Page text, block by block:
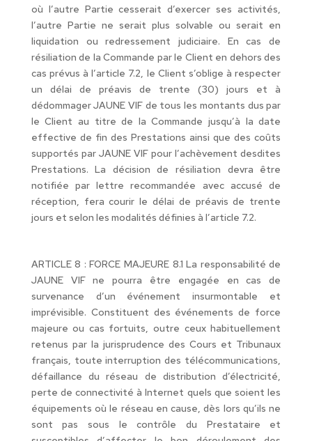
où l’autre Partie cesserait d’exercer ses activités,
l’autre Partie ne serait plus solvable ou serait en
liquidation ou redressement judiciaire. En cas de
résiliation de la Commande par le Client en dehors des
cas prévus à l’article 7.2, le Client s’oblige à respecter
un délai de préavis de trente (30) jours et à
dédommager JAUNE VIF de tous les montants dus par
le Client au titre de la Commande jusqu’à la date
effective de fin des Prestations ainsi que des coûts
supportés par JAUNE VIF pour l’achèvement desdites
Prestations. La décision de résiliation devra être
notifiée par lettre recommandée avec accusé de
réception, fera courir le délai de préavis de trente
jours et selon les modalités définies à l’article 7.2.
ARTICLE 8 : FORCE MAJEURE 8.1 La responsabilité de
JAUNE VIF ne pourra être engagée en cas de
survenance d’un événement insurmontable et
imprévisible. Constituent des événements de force
majeure ou cas fortuits, outre ceux habituellement
retenus par la jurisprudence des Cours et Tribunaux
français, toute interruption des télécommunications,
défaillance du réseau de distribution d’électricité,
perte de connectivité à Internet quels que soient les
équipements où le réseau en cause, dès lors qu’ils ne
sont pas sous le contrôle du Prestataire et